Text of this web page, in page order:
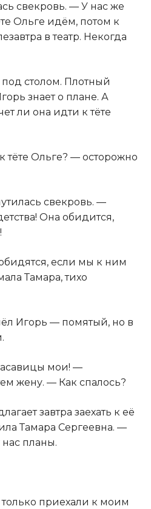
свекровь. — У нас же
Ольге идём, потом к
в театр. Некогда
столом. Плотный
знает о плане. А
ли она идти к тёте
Ольге? — осторожно
свекровь. —
Она обидится,
если мы к ним
Тамара, тихо
Игорь — помятый, но в
мои! —
жену. — Как спалось?
завтра заехать к её
Тамара Сергеевна. —
нас планы.
приехали к моим